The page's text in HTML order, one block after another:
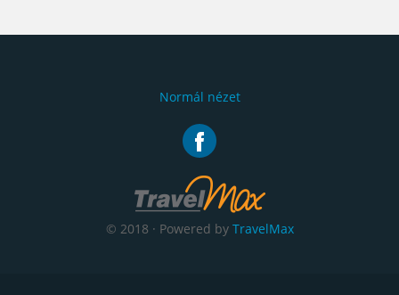
Normál nézet
© 2018 · Powered by TravelMax